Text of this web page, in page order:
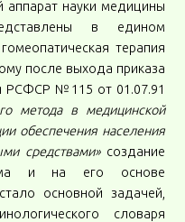
аппарат науки медицины
в едином
терапия
после выхода приказа
РСФСР №115 от 01.07.91
метода в медицинской
обеспечения населения
средствами»создание
и на его основе
основной задачей,
словаря